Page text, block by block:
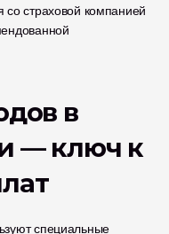
со страховой компанией
в
— ключ к
специальные